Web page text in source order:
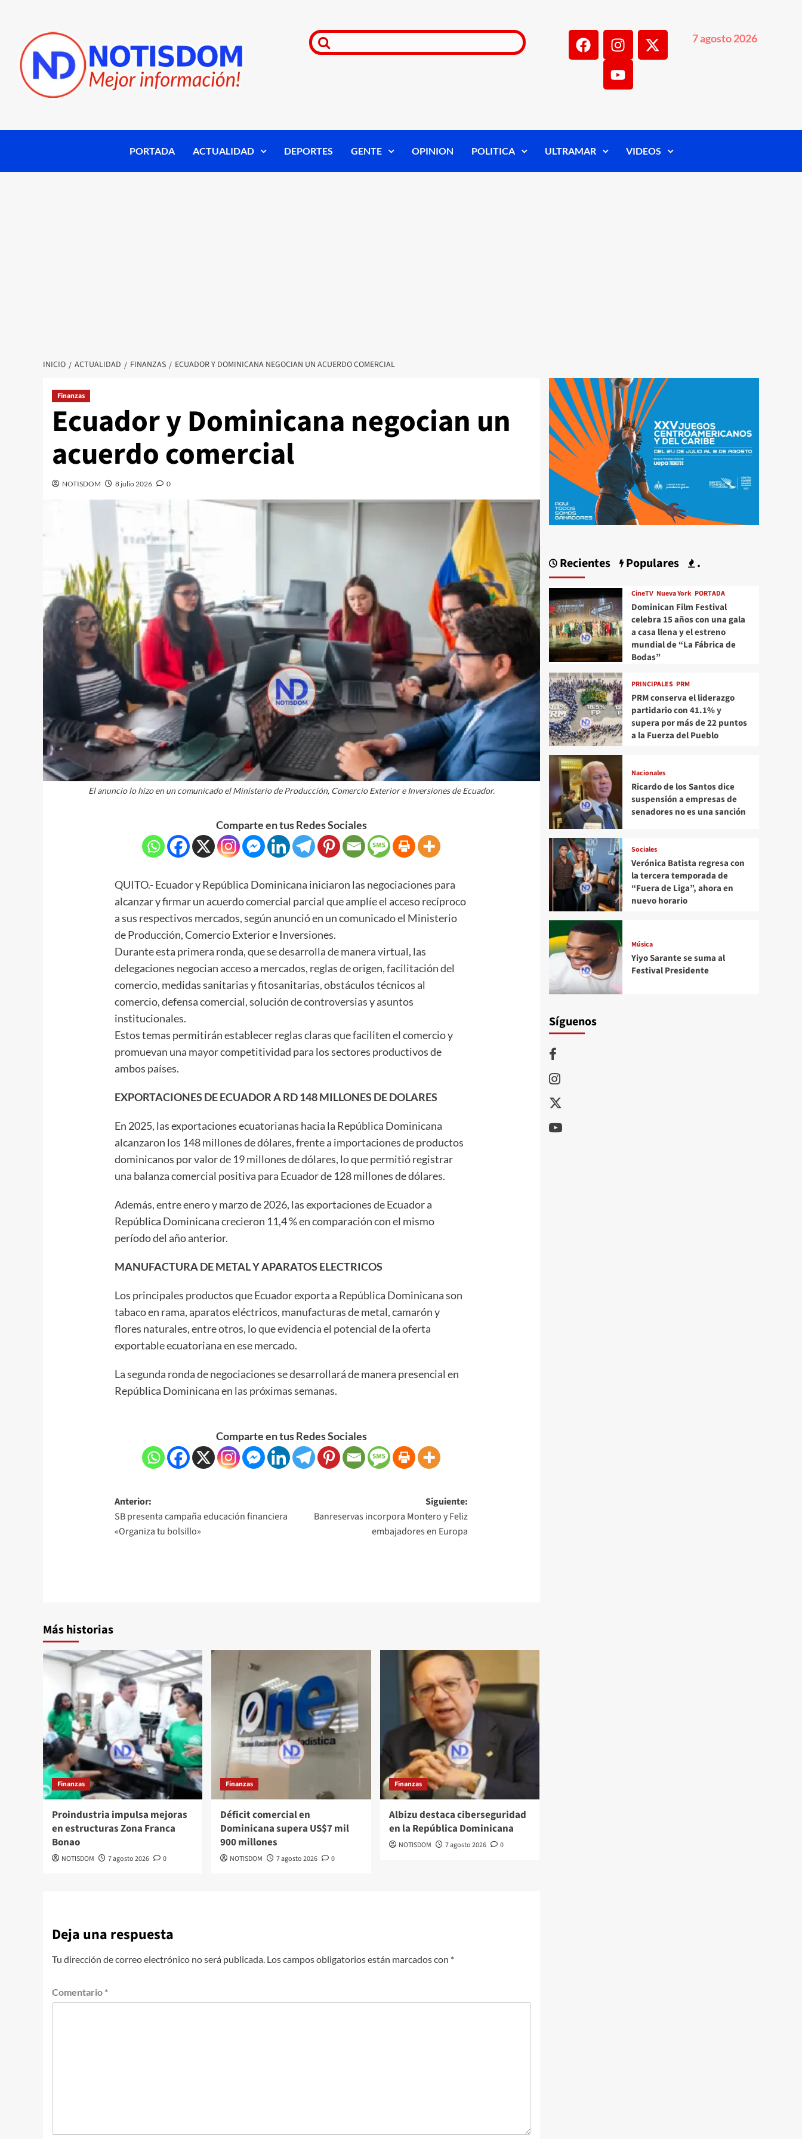
7 agosto 2026
PORTADA ACTUALIDAD DEPORTES GENTE OPINION POLITICA ULTRAMAR VIDEOS
INICIO ACTUALIDAD FINANZAS ECUADOR Y DOMINICANA NEGOCIAN UN ACUERDO COMERCIAL
Finanzas
Ecuador y Dominicana negocian un
acuerdo comercial
NOTISDOM 8 julio 2026 0
El anuncio lo hizo en un comunicado el Ministerio de Producción, Comercio Exterior e Inversiones de Ecuador.
Comparte en tus Redes Sociales
QUITO.- Ecuador y República Dominicana iniciaron las negociaciones para
alcanzar y firmar un acuerdo comercial parcial que amplíe el acceso recíproco
a sus respectivos mercados, según anunció en un comunicado el Ministerio
de Producción, Comercio Exterior e Inversiones.
Durante esta primera ronda, que se desarrolla de manera virtual, las
delegaciones negocian acceso a mercados, reglas de origen, facilitación del
comercio, medidas sanitarias y fitosanitarias, obstáculos técnicos al
comercio, defensa comercial, solución de controversias y asuntos
institucionales.
Estos temas permitirán establecer reglas claras que faciliten el comercio y
promuevan una mayor competitividad para los sectores productivos de
ambos países.
EXPORTACIONES DE ECUADOR A RD 148 MILLONES DE DOLARES
En 2025, las exportaciones ecuatorianas hacia la República Dominicana
alcanzaron los 148 millones de dólares, frente a importaciones de productos
dominicanos por valor de 19 millones de dólares, lo que permitió registrar
una balanza comercial positiva para Ecuador de 128 millones de dólares.
Además, entre enero y marzo de 2026, las exportaciones de Ecuador a
República Dominicana crecieron 11,4 % en comparación con el mismo
período del año anterior.
MANUFACTURA DE METAL Y APARATOS ELECTRICOS
Los principales productos que Ecuador exporta a República Dominicana son
tabaco en rama, aparatos eléctricos, manufacturas de metal, camarón y
flores naturales, entre otros, lo que evidencia el potencial de la oferta
exportable ecuatoriana en ese mercado.
La segunda ronda de negociaciones se desarrollará de manera presencial en
República Dominicana en las próximas semanas.
Comparte en tus Redes Sociales
Anterior:
SB presenta campaña educación financiera
«Organiza tu bolsillo»
Siguiente:
Banreservas incorpora Montero y Feliz
embajadores en Europa
Más historias
Finanzas
Proindustria impulsa mejoras
en estructuras Zona Franca
Bonao
NOTISDOM 7 agosto 2026 0
Finanzas
Déficit comercial en
Dominicana supera US$7 mil
900 millones
NOTISDOM 7 agosto 2026 0
Finanzas
Albizu destaca ciberseguridad
en la República Dominicana
NOTISDOM 7 agosto 2026 0
Deja una respuesta
Tu dirección de correo electrónico no será publicada. Los campos obligatorios están marcados con *
Comentario *
Recientes Populares .
CineTV Nueva York PORTADA
Dominican Film Festival
celebra 15 años con una gala
a casa llena y el estreno
mundial de “La Fábrica de
Bodas”
PRINCIPALES PRM
PRM conserva el liderazgo
partidario con 41.1% y
supera por más de 22 puntos
a la Fuerza del Pueblo
Nacionales
Ricardo de los Santos dice
suspensión a empresas de
senadores no es una sanción
Sociales
Verónica Batista regresa con
la tercera temporada de
“Fuera de Liga”, ahora en
nuevo horario
Música
Yiyo Sarante se suma al
Festival Presidente
Síguenos